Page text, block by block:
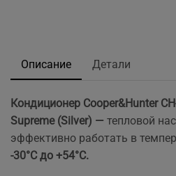
Описание Детали
Кондиционер Cooper&Hunter
Supreme (Silver) — тепловой
эффективно работать в
-30°С до +54°С.